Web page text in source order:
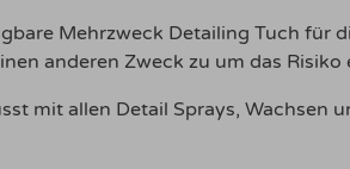
Mehrzweck Detailing Tuch für
anderen Zweck zu um das
mit allen Detail Sprays,